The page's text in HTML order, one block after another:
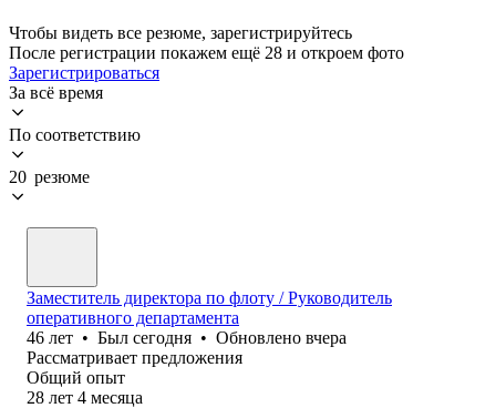
Чтобы видеть все резюме, зарегистрируйтесь
После регистрации покажем ещё 28 и откроем фото
Зарегистрироваться
За всё время
По соответствию
20 резюме
Заместитель директора по флоту / Руководитель
оперативного департамента
46 лет • Был сегодня • Обновлено вчера
Рассматривает предложения
Общий опыт
28 лет 4 месяца